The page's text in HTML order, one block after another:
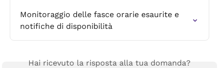
Monitoraggio delle fasce orarie esaurite e
notifiche di disponibilità
Hai ricevuto la risposta alla tua domanda?